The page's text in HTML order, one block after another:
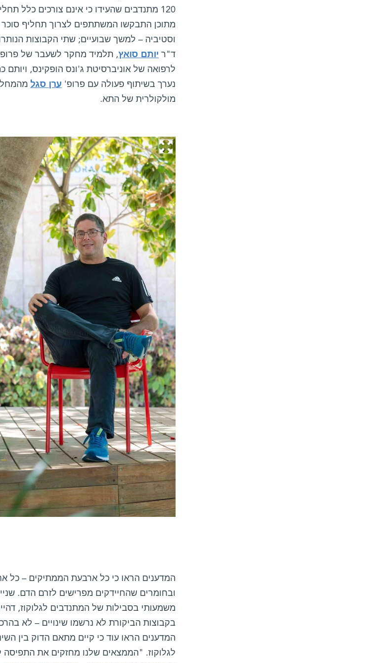
120 מתנדבים שהעידו כי אינם צורכים כלל
מתוכן התבקשו המשתתפים לצרוך תחליף סוכר
וסטיביה – למשך שבועיים; שתי הקבוצות
ד"ר יותם סואץ, תלמיד מחקר לשעבר של
לרפואה של אוניברסיטת ג'ונס הופקינס,
נערך בשיתוף פעולה עם פרופ' ערן סגל
מולקולרית של התא.
המדענים הראו כי כל ארבעת הממתיקים – כל
ובחומרים שהחיידקים מפרישים לזרם הדם.
משמעותי בסבילות של המתנדבים לגלוקוז,
בקבוצות הביקורת לא נרשמו שינויים – לא
המדענים הראו עוד כי קיים מתאם הדוק בין
לגלוקוז. "הממצאים שלנו מחזקים את התפיסה